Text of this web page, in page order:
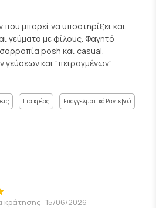
μπορεί να υποστηρίξει και
γεύματα με φίλους. Φαγητό
posh και casual,
και "πειραγμένων"
Για κρέας Επαγγελματικό Ραντεβού
κράτησης: 15/06/2026